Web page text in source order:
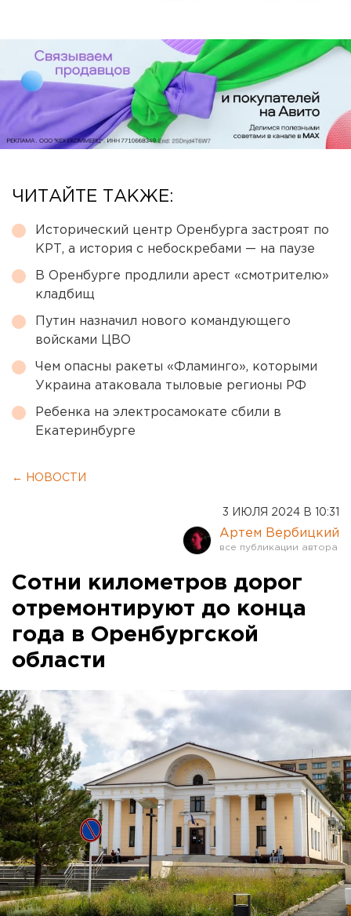
ЧИТАЙТЕ ТАКЖЕ:
Исторический центр Оренбурга застроят по
КРТ, а история с небоскребами — на паузе
В Оренбурге продлили арест «смотрителю»
кладбищ
Путин назначил нового командующего
войсками ЦВО
Чем опасны ракеты «Фламинго», которыми
Украина атаковала тыловые регионы РФ
Ребенка на электросамокате сбили в
Екатеринбурге
← НОВОСТИ
3 ИЮЛЯ 2024 В 10:31
Артем Вербицкий
Сотни километров дорог
отремонтируют до конца
года в Оренбургской
области